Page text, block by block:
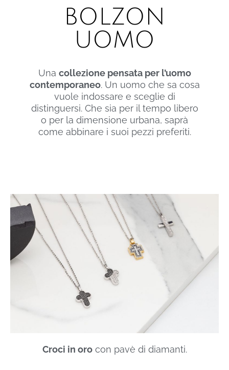
BOLZON
UOMO
Una collezione pensata per l’uomo
contemporaneo. Un uomo che sa cosa
vuole indossare e sceglie di
distinguersi. Che sia per il tempo libero
o per la dimensione urbana, saprà
come abbinare i suoi pezzi preferiti.
Croci in orocon pavè di diamanti.